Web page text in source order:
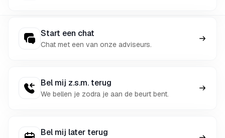
Start een chat
Chat met een van onze adviseurs.
Bel mij z.s.m. terug
We bellen je zodra je aan de beurt bent.
Bel mij later terug